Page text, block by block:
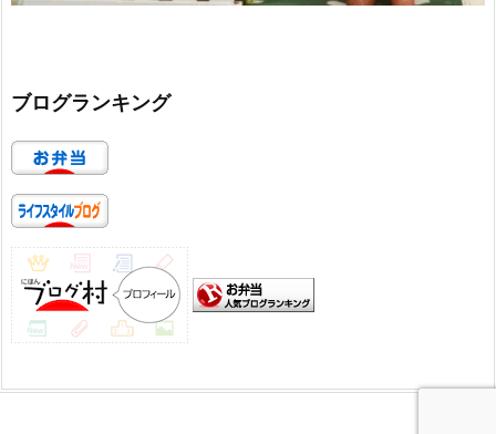
ブログランキング